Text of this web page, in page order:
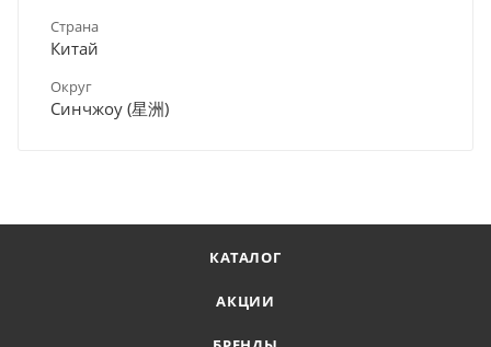
Страна
Китай
Округ
Синчжоу (星洲)
КАТАЛОГ
АКЦИИ